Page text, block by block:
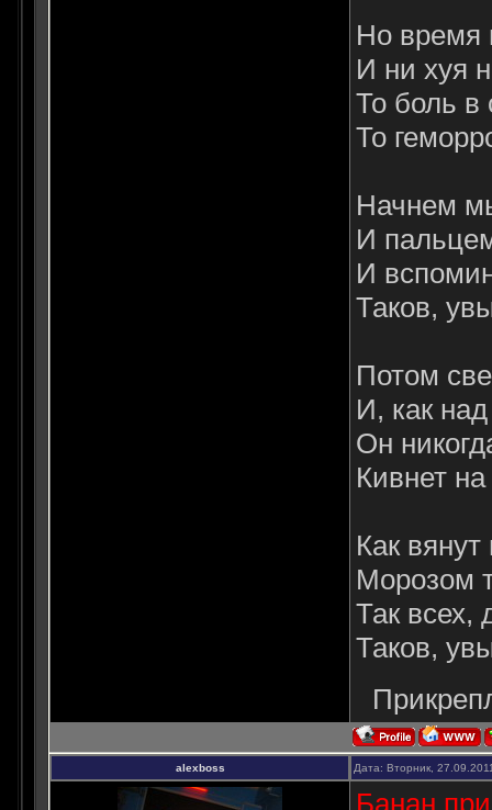
Hо время
И ни хуя
То боль в
То
Hачнем
И
И
Таков,
Потом
И, как
Он
Кивнет
Как
Морозом
Так всех,
Таков,
alexboss Дата: Вторник,